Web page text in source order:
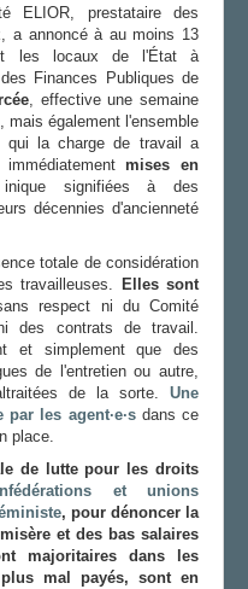
ELIOR, prestataire des
a annoncé à au moins 13
les locaux de l'État à
Finances Publiques de
, effective une semaine
mais également l'ensemble
qui la charge de travail a
mises en
signifiées à des
décennies d'ancienneté
totale de considération
travailleuses.
Elles sont
respect ni du Comité
des contrats de travail.
et simplement que des
de l'entretien ou autre,
de la sorte. Une
les agent·e·sdans ce
place.
de lutte pour les droits
et unions
, pour dénoncer la
et des bas salaires
majoritaires dans les
mal payés, sont en